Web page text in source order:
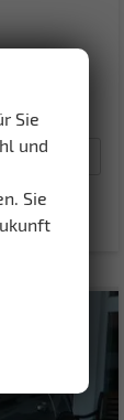
Sie
und
Sie